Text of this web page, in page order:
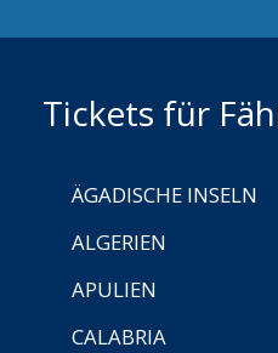
Tickets für
ÄGADISCHE INSELN
ALGERIEN
APULIEN
CALABRIA